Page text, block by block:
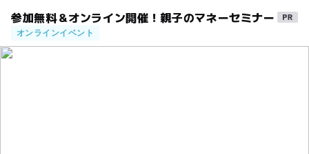
参加無料＆オンライン開催！親子のマネーセミナー
オンラインイベント